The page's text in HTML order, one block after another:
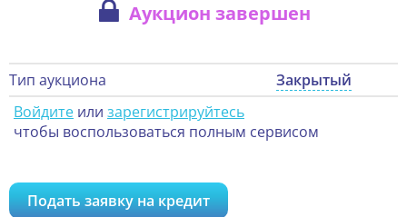
Аукцион завершен
Тип аукциона
Закрытый
Войдите или зарегистрируйтесь
чтобы воспользоваться полным сервисом
Подать заявку на кредит